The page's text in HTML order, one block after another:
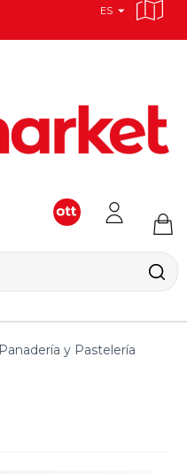
ES
Panadería y Pastelería